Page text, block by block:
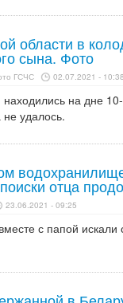
области в
сына. Фото
ГСЧС 02.07.2021 -
на дне
удалось.
отца
23.06.2021 - 09:25
с папой